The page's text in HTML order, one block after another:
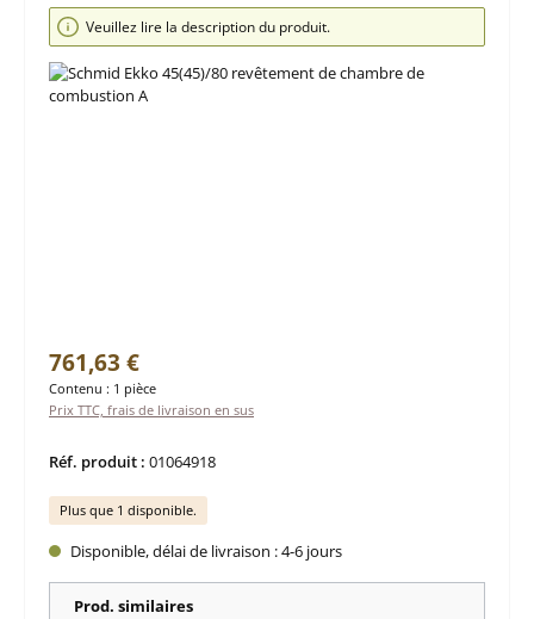
Ignorer la galerie d'images
Veuillez lire la description du produit.
Prix régulier :
761,63 €
Contenu : 1 pièce
Prix TTC, frais de livraison en sus
Réf. produit : 01064918
Plus que 1 disponible.
Disponible, délai de livraison : 4-6 jours
Prod. similaires